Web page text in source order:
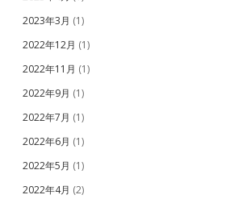
2023年3月 (1)
2022年12月 (1)
2022年11月 (1)
2022年9月 (1)
2022年7月 (1)
2022年6月 (1)
2022年5月 (1)
2022年4月 (2)